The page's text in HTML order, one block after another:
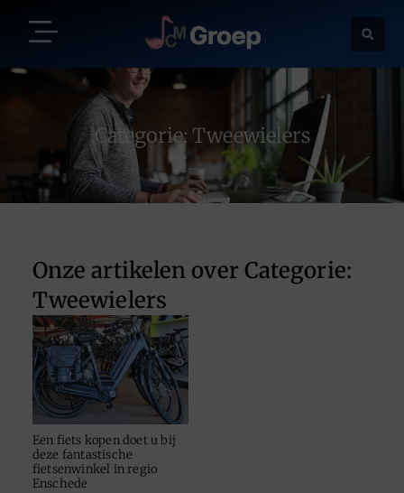
Categorie: Tweewielers
Onze artikelen over Categorie:
Tweewielers
Een fiets kopen doet u bij
deze fantastische
fietsenwinkel in regio
Enschede